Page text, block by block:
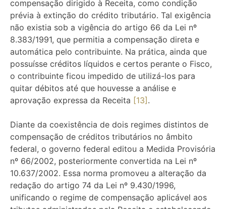
compensação dirigido à Receita, como condição
prévia à extinção do crédito tributário. Tal exigência
não existia sob a vigência do artigo 66 da Lei nº
8.383/1991, que permitia a compensação direta e
automática pelo contribuinte. Na prática, ainda que
possuísse créditos líquidos e certos perante o Fisco,
o contribuinte ficou impedido de utilizá-los para
quitar débitos até que houvesse a análise e
aprovação expressa da Receita [13].
Diante da coexistência de dois regimes distintos de
compensação de créditos tributários no âmbito
federal, o governo federal editou a Medida Provisória
nº 66/2002, posteriormente convertida na Lei nº
10.637/2002. Essa norma promoveu a alteração da
redação do artigo 74 da Lei nº 9.430/1996,
unificando o regime de compensação aplicável aos